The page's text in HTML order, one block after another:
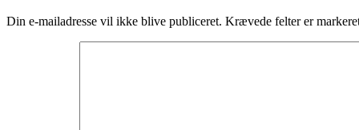
Din e-mailadresse vil ikke blive publiceret. Krævede felter er